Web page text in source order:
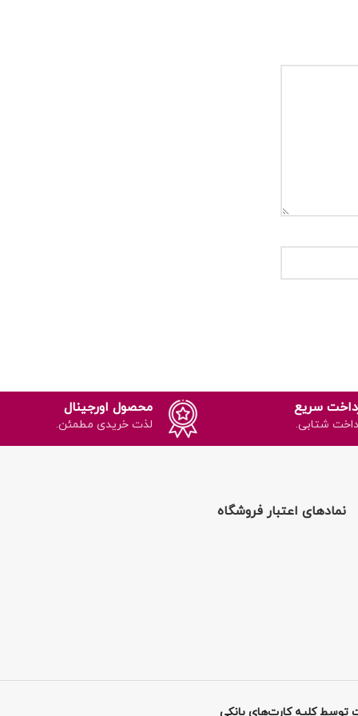
سریع
شتابی.
محصول اورجینال
لذت خریدی مطمئن.
نمادهای اعتبار فروشگاه
توسط کلیه کارت‌های بانکی